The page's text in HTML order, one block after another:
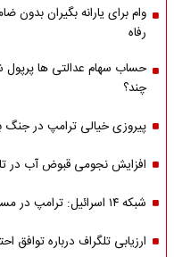
رفاه
حساب سهام عدالتی ها
چند؟
پیروزی خیالی ترامپ در جنگ
افزایش نجومی قبوض آب در
شبکه ۱۴ اسرائیل: ترامپ در مسیر توافق با ایران قرار دارد
ارزیابی تلگراف درباره توافق